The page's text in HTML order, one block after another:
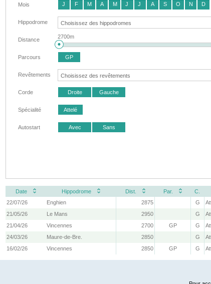
Mois J F M A M J J A S O N D
Hippodrome
Distance 2700m
Parcours GP
Revêtements
Corde Droite Gauche
Spécialité Attelé
Autostart Avec Sans
Date Hippodrome Dist. Par. C.
22/07/26
Enghien 2875 G
21/05/26
Le Mans 2950 G
21/04/26
Vincennes 2700 GP G
24/03/26
Maure-de-Bre. 2850 G
16/02/26
Vincennes 2850 GP G